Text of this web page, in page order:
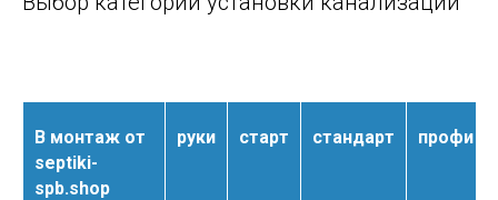
В монтаж от
septiki-
spb.shop
руки старт стандарт профи